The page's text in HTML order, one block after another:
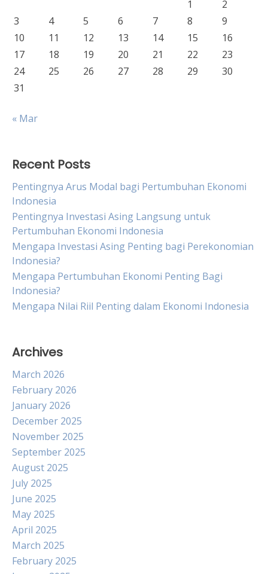
1
2
3
4 5 6 7 8
9
10
11 12 13 14 15
16
17
18 19 20 21 22
23
24
25 26 27 28 29
30
31
« Mar
Recent Posts
Pentingnya Arus Modal bagi Pertumbuhan Ekonomi
Indonesia
Pentingnya Investasi Asing Langsung untuk
Pertumbuhan Ekonomi Indonesia
Mengapa Investasi Asing Penting bagi Perekonomian
Indonesia?
Mengapa Pertumbuhan Ekonomi Penting Bagi
Indonesia?
Mengapa Nilai Riil Penting dalam Ekonomi Indonesia
Archives
March 2026
February 2026
January 2026
December 2025
November 2025
September 2025
August 2025
July 2025
June 2025
May 2025
April 2025
March 2025
February 2025